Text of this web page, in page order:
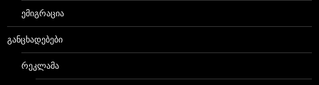
ᲔᲛᲘᲒᲠᲐᲪᲘᲐ
ᲒᲐᲜᲪᲮᲐᲓᲔᲑᲔᲑᲘ
ᲠᲔᲙᲚᲐᲛᲐ